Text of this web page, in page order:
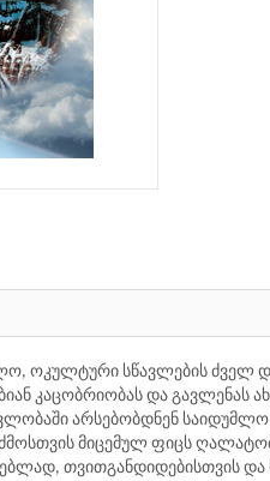
ოკულტური სწავლების ძველ
კაცობრიობას და გავლენას
არსებობდნენ საიდუმლო
მიცემულ ფიცს
თვითგანდიდებისთვის